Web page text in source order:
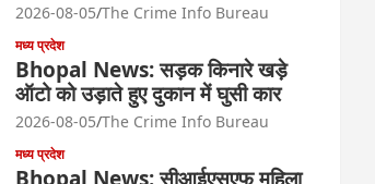
2026-08-05 The Crime Info Bureau
मध्य प्रदेश
Bhopal News: सड़क किनारे खड़े
ऑटो को उड़ाते हुए दुकान में घुसी कार
2026-08-05 The Crime Info Bureau
मध्य प्रदेश